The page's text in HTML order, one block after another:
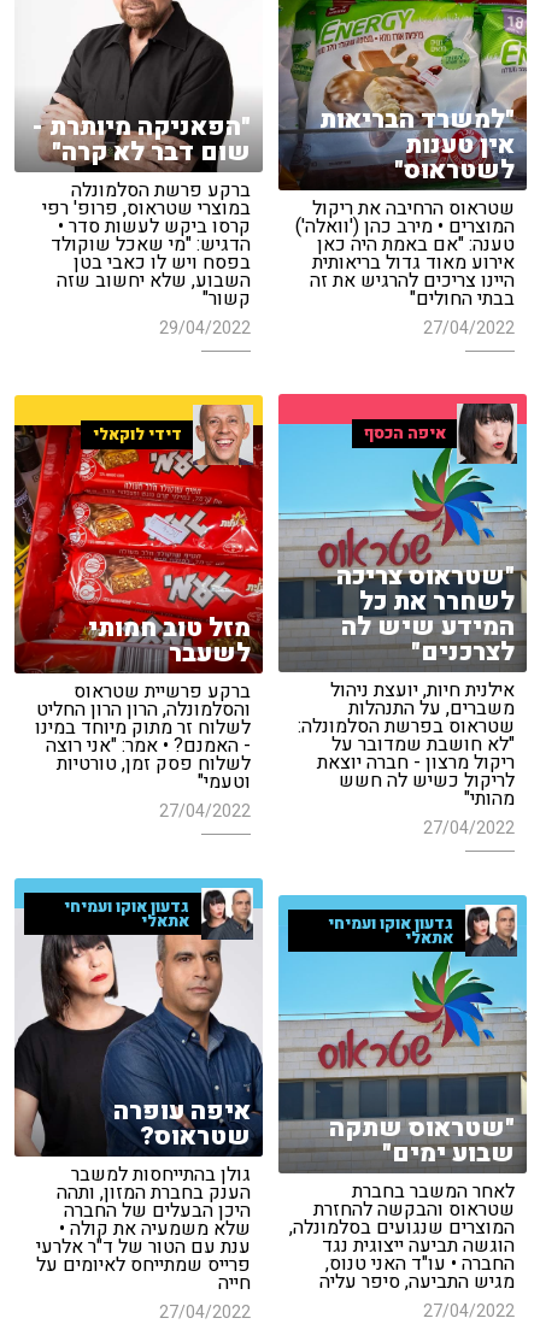
"הפאניקה מיותרת -
שום דבר לא קרה"
ברקע פרשת הסלמונלה
במוצרי שטראוס, פרופ' רפי
קרסו ביקש לעשות סדר •
הדגיש: "מי שאכל שוקולד
בפסח ויש לו כאבי בטן
השבוע, שלא יחשוב שזה
קשור"
29/04/2022
"למשרד הבריאות
אין טענות
לשטראוס"
שטראוס הרחיבה את ריקול
המוצרים • מירב כהן ('וואלה')
טענה: "אם באמת היה כאן
אירוע מאוד גדול בריאותית
היינו צריכים להרגיש את זה
בבתי החולים"
27/04/2022
איפה הכסף
"שטראוס צריכה
לשחרר את כל
המידע שיש לה
לצרכנים"
אילנית חיות, יועצת ניהול
משברים, על התנהלות
שטראוס בפרשת הסלמונלה:
"לא חושבת שמדובר על
ריקול מרצון - חברה יוצאת
לריקול כשיש לה חשש
מהותי"
27/04/2022
דידי לוקאלי
מזל טוב חמותי
לשעבר
ברקע פרשיית שטראוס
והסלמונלה, הרון הרון החליט
לשלוח זר מתוק מיוחד במינו
- האמנם? • אמר: "אני רוצה
לשלוח פסק זמן, טורטיות
וטעמי"
27/04/2022
גדעון אוקו ועמיחי
אתאלי
איפה עופרה
שטראוס?
גולן בהתייחסות למשבר
הענק בחברת המזון, ותהה
היכן הבעלים של החברה
שלא משמעיה את קולה •
ענת עם הטור של ד"ר אלרעי
פרייס שמתייחס לאיומים על
חייה
27/04/2022
גדעון אוקו ועמיחי
אתאלי
"שטראוס שתקה
שבוע ימים"
לאחר המשבר בחברת
שטראוס והבקשה להחזרת
המוצרים שנגועים בסלמונלה,
הוגשה תביעה ייצוגית נגד
החברה • עו"ד האני טנוס,
מגיש התביעה, סיפר עליה
27/04/2022